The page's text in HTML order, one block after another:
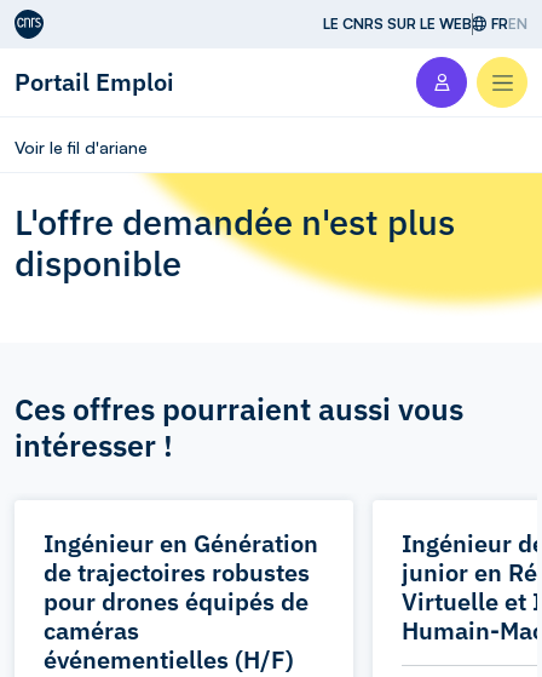
Aller au contenu LE CNRS SUR LE WEB FREN
Portail Emploi
Voir le fil d'ariane
L'offre demandée n'est plus
disponible
Ces offres pourraient aussi vous
intéresser !
Ingénieur en Génération
de trajectoires robustes
pour drones équipés de
caméras
événementielles (H/F)
Ingénieur
junior en
Virtuelle et
Humain-